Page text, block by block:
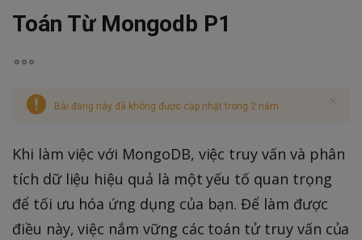
Toán Từ Mongodb P1
Bài đăng này đã không được cập nhật trong 2 năm
Khi làm việc với MongoDB, việc truy vấn và phân
tích dữ liệu hiệu quả là một yếu tố quan trọng
để tối ưu hóa ứng dụng của bạn. Để làm được
điều này, việc nắm vững các toán tử truy vấn của